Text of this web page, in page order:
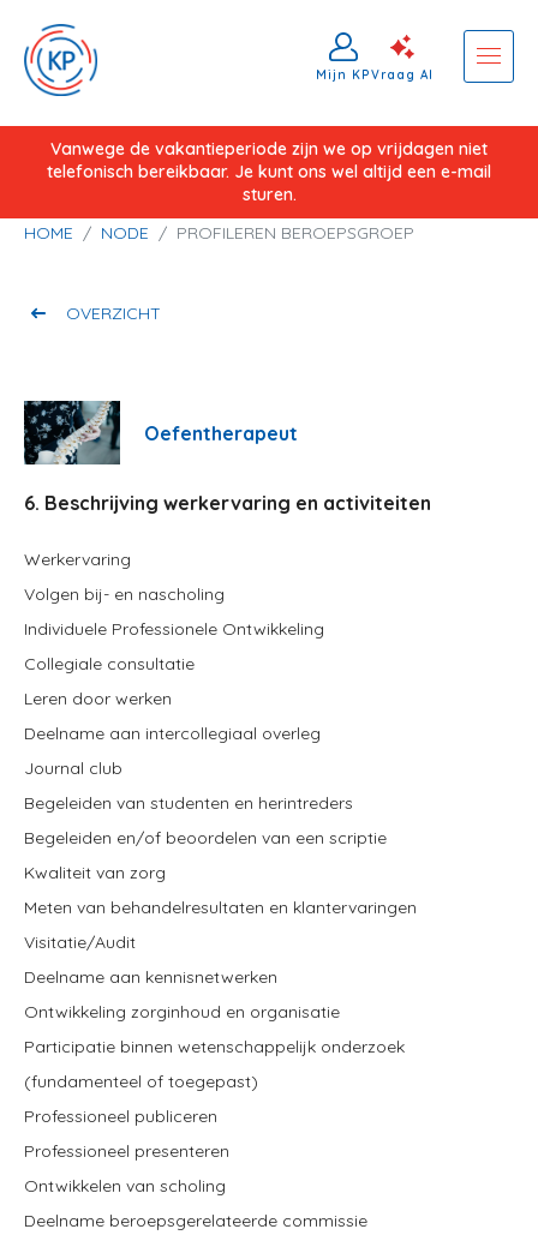
Overslaan
gaan
Vanwege de vakantieperiode zijn we op vrijdagen niet
telefonisch bereikbaar. Je kunt ons wel altijd een e-mail
sturen.
Mijn KPVraag AI
Kruimelpad
HOME NODE PROFILEREN BEROEPSGROEP
OVERZICHT
Oefentherapeut
6. Beschrijving werkervaring en activiteiten
Werkervaring
Volgen bij- en nascholing
Individuele Professionele Ontwikkeling
Collegiale consultatie
Leren door werken
Deelname aan intercollegiaal overleg
Journal club
Begeleiden van studenten en herintreders
Begeleiden en/of beoordelen van een scriptie
Kwaliteit van zorg
Meten van behandelresultaten en klantervaringen
Visitatie/Audit
Deelname aan kennisnetwerken
Ontwikkeling zorginhoud en organisatie
Participatie binnen wetenschappelijk onderzoek
(fundamenteel of toegepast)
Professioneel publiceren
Professioneel presenteren
Ontwikkelen van scholing
Deelname beroepsgerelateerde commissie